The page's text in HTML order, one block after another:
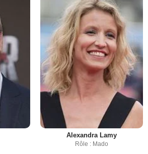
Alexandra Lamy
Rôle : Mado